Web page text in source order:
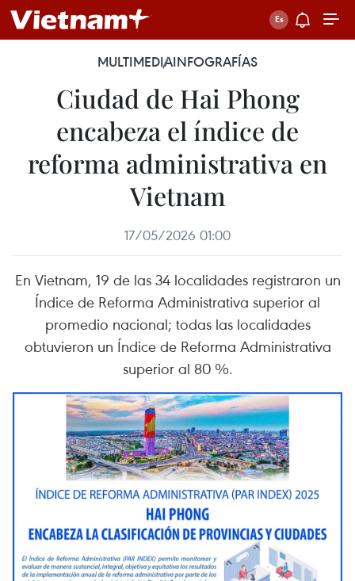
MULTIMEDIAINFOGRAFÍAS
Ciudad de Hai Phong
encabeza el índice de
reforma administrativa en
Vietnam
17/05/2026 01:00
En Vietnam, 19 de las 34 localidades registraron un
Índice de Reforma Administrativa superior al
promedio nacional; todas las localidades
obtuvieron un Índice de Reforma Administrativa
superior al 80 %.